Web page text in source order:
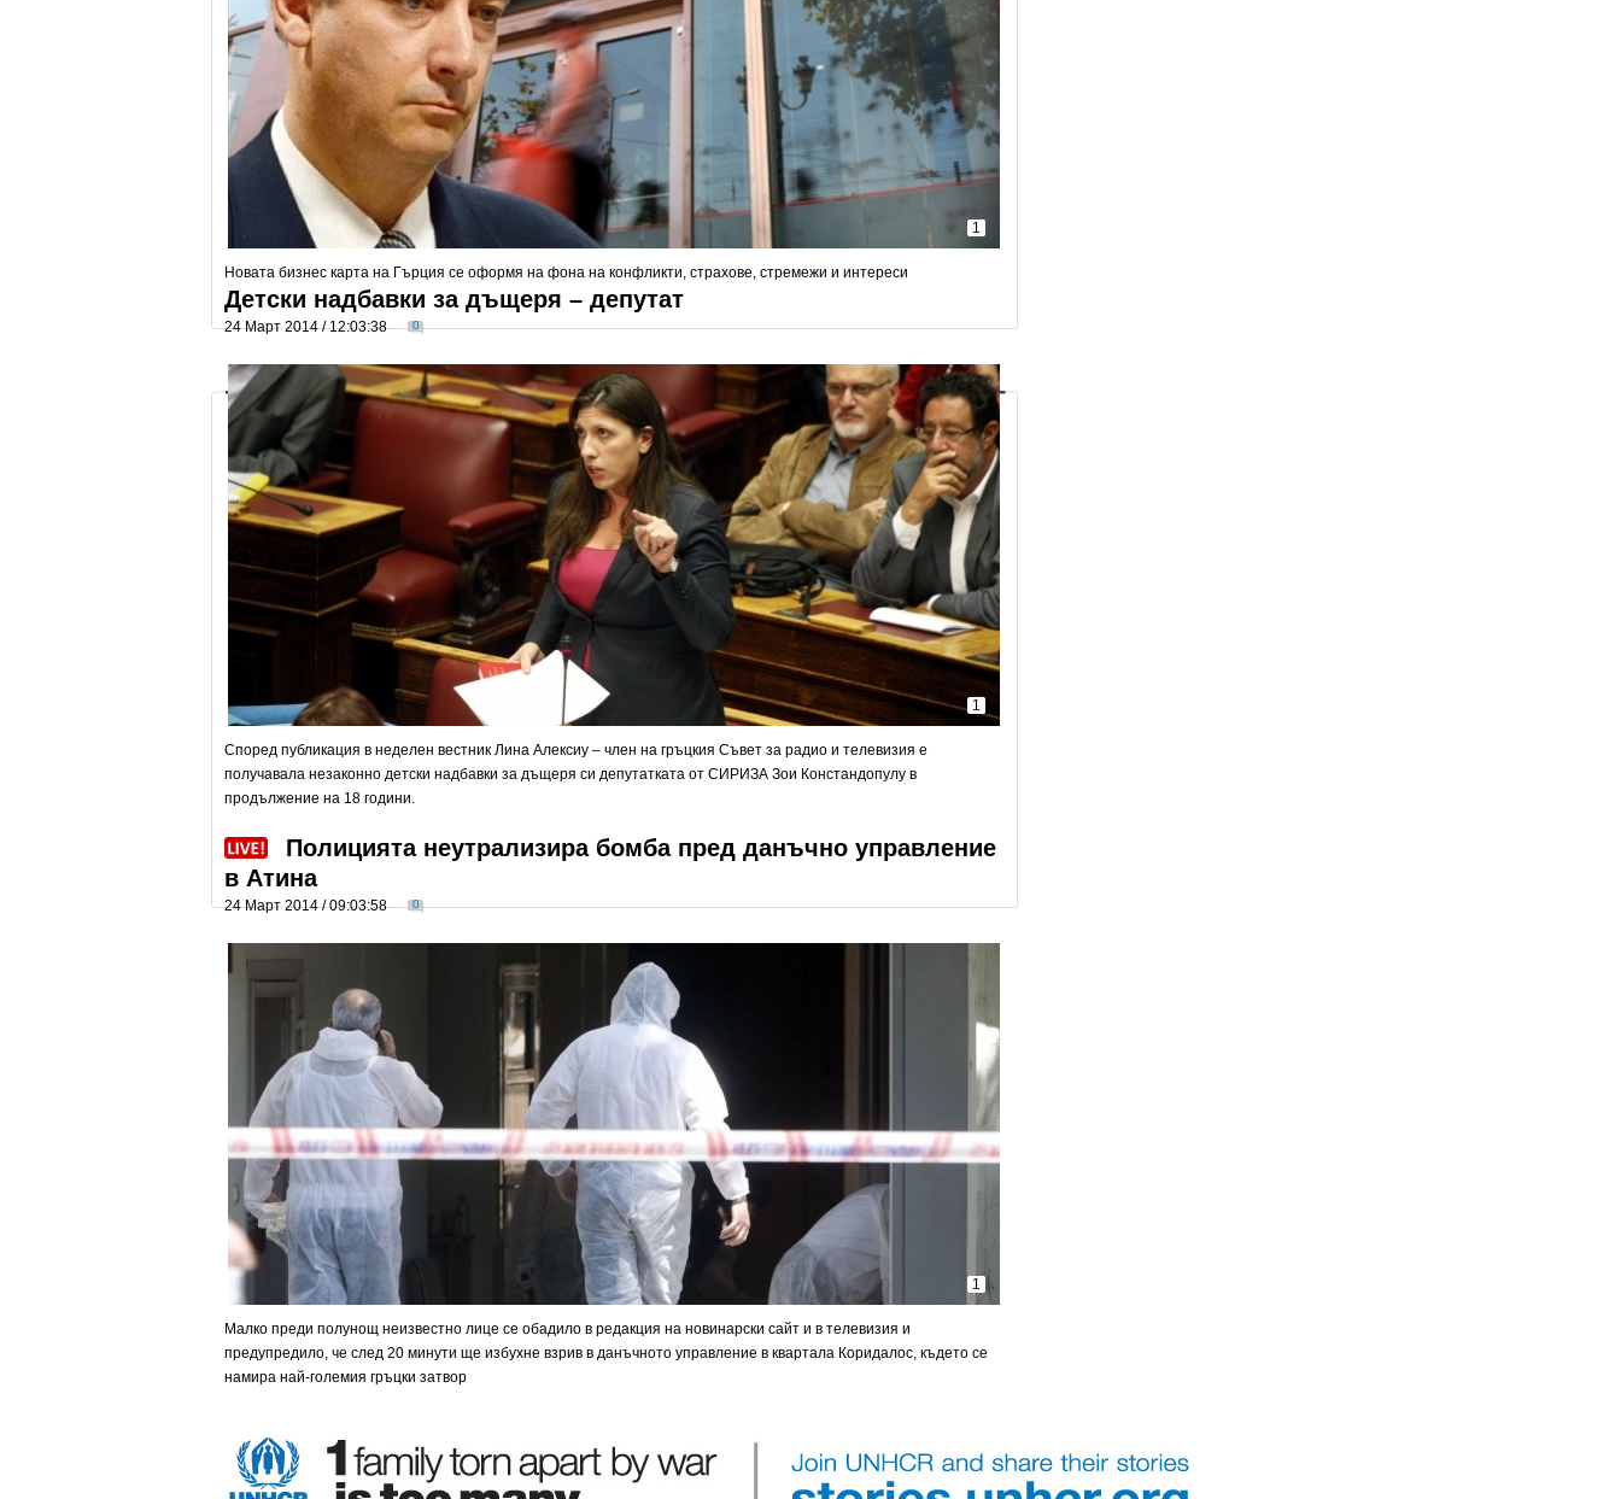
1
Новата бизнес карта на Гърция се оформя на фона на конфликти, страхове, стремежи и интереси
Детски надбавки за дъщеря – депутат
24 Март 2014 / 12:03:38 0
1
Според публикация в неделен вестник Лина Алексиу – член на гръцкия Съвет за радио и телевизия е
получавала незаконно детски надбавки за дъщеря си депутатката от СИРИЗА Зои Констандопулу в
продължение на 18 години.
Полицията неутрализира бомба пред данъчно управление
в Атина
24 Март 2014 / 09:03:58 0
1
Малко преди полунощ неизвестно лице се обадило в редакция на новинарски сайт и в телевизия и
предупредило, че след 20 минути ще избухне взрив в данъчното управление в квартала Коридалос, където се
намира най-големия гръцки затвор